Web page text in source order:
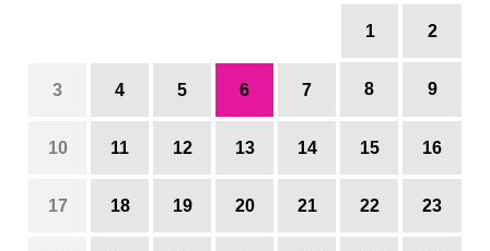
1 2
3 4 5 6 7 8 9
10 11 12 13 14 15 16
17 18 19 20 21 22 23